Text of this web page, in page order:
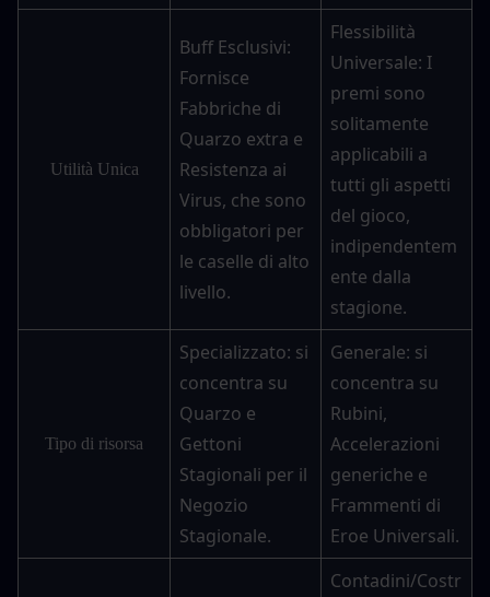
Utilità Unica
Buff Esclusivi:
Fornisce
Fabbriche di
Quarzo extra e
Resistenza ai
Virus, che sono
obbligatori per
le caselle di alto
livello.
Flessibilità
Universale: I
premi sono
solitamente
applicabili a
tutti gli aspetti
del gioco,
indipendentem
ente dalla
stagione.
Tipo di risorsa
Specializzato: si
concentra su
Quarzo e
Gettoni
Stagionali per il
Negozio
Stagionale.
Generale: si
concentra su
Rubini,
Accelerazioni
generiche e
Frammenti di
Eroe Universali.
Contadini/Costr